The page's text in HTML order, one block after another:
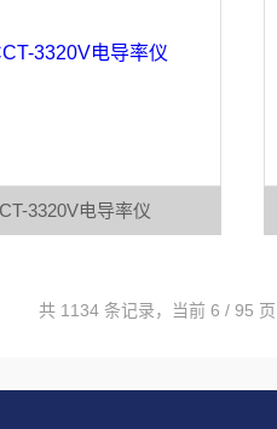
3320V电导率仪
共 1134 条记录，当前 6 / 95 页